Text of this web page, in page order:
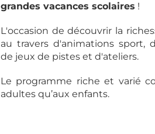
grandes vacances scolaires !
L'occasion de découvrir la
au travers d'animations sport,
de jeux de pistes et d'ateliers.
Le programme riche et varié
adultes qu’aux enfants.